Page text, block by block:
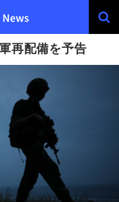
再配備を予告